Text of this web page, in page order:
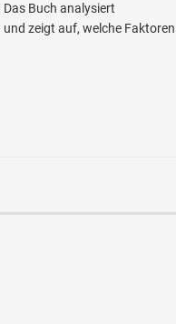
Buch analysiert
zeigt auf, welche Faktoren